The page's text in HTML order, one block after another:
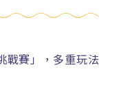
戰賽」，多重玩法